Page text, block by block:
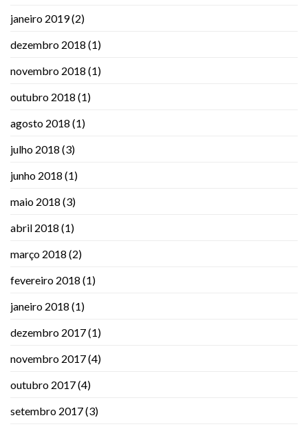
janeiro 2019(2)
dezembro 2018 (1)
novembro 2018 (1)
outubro 2018 (1)
agosto 2018 (1)
julho 2018 (3)
junho 2018 (1)
maio 2018 (3)
abril 2018 (1)
março 2018 (2)
fevereiro 2018 (1)
janeiro 2018 (1)
dezembro 2017(1)
novembro 2017(4)
outubro 2017(4)
setembro 2017(3)